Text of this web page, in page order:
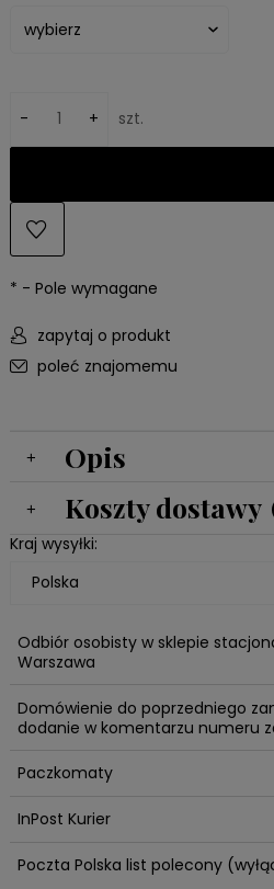
- + szt.
* - Pole wymagane
zapytaj o produkt
poleć znajomemu
Opis
Koszty dostawy
Kraj wysyłki:
Odbiór osobisty w sklepie
Warszawa
Domówienie do poprzedniego
dodanie w komentarzu numeru
Paczkomaty
InPost Kurier
Poczta Polska list polecony